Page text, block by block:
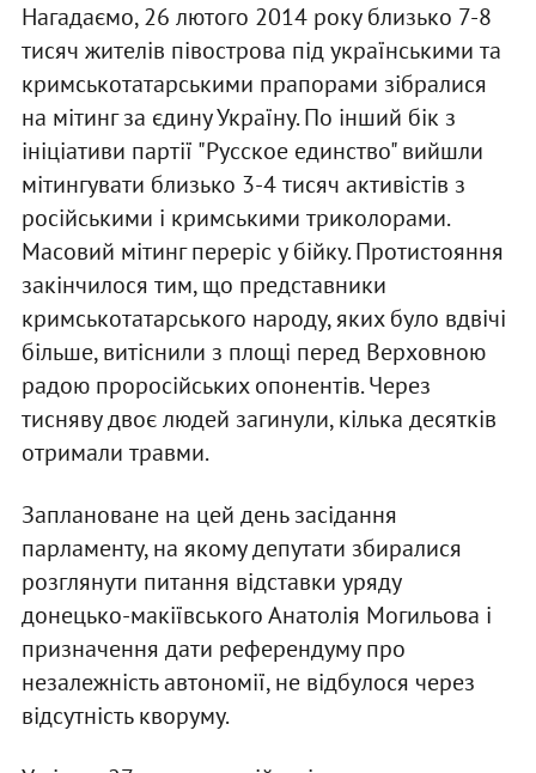
Нагадаємо, 26 лютого 2014 року близько 7-8
тисяч жителів півострова під українськими та
кримськотатарськими прапорами зібралися
на мітинг за єдину Україну. По інший бік з
ініціативи партії "Русское единство" вийшли
мітингувати близько 3-4 тисяч активістів з
російськими і кримськими триколорами.
Масовий мітинг переріс у бійку. Протистояння
закінчилося тим, що представники
кримськотатарського народу, яких було вдвічі
більше, витіснили з площі перед Верховною
радою проросійських опонентів. Через
тисняву двоє людей загинули, кілька десятків
отримали травми.
Заплановане на цей день засідання
парламенту, на якому депутати збиралися
розглянути питання відставки уряду
донецько-макіївського Анатолія Могильова і
призначення дати референдуму про
незалежність автономії, не відбулося через
відсутність кворуму.